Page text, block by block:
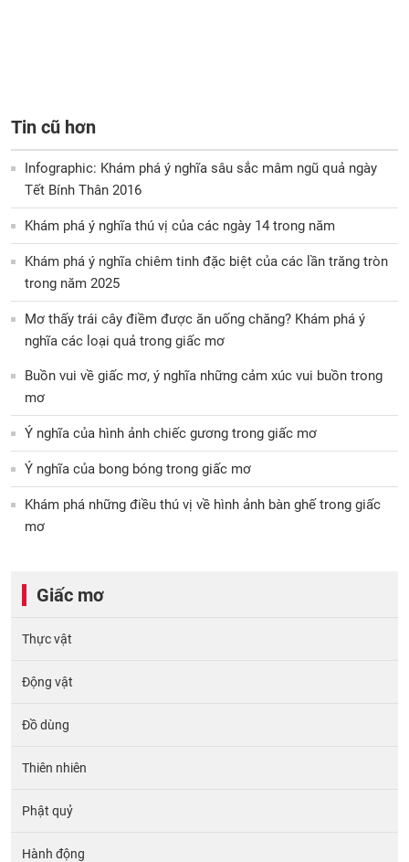
Tin cũ hơn
Infographic: Khám phá ý nghĩa sâu sắc mâm ngũ quả ngày
Tết Bính Thân 2016
Khám phá ý nghĩa thú vị của các ngày 14 trong năm
Khám phá ý nghĩa chiêm tinh đặc biệt của các lần trăng tròn
trong năm 2025
Mơ thấy trái cây điềm được ăn uống chăng? Khám phá ý
nghĩa các loại quả trong giấc mơ
Buồn vui về giấc mơ, ý nghĩa những cảm xúc vui buồn trong
mơ
Ý nghĩa của hình ảnh chiếc gương trong giấc mơ
Ý nghĩa của bong bóng trong giấc mơ
Khám phá những điều thú vị về hình ảnh bàn ghế trong giấc
mơ
Giấc mơ
Thực vật
Động vật
Đồ dùng
Thiên nhiên
Phật quỷ
Hành động